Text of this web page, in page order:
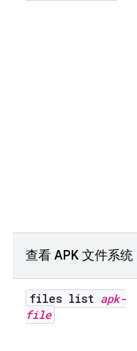
查看 APK 文件系统
files list apk-
file